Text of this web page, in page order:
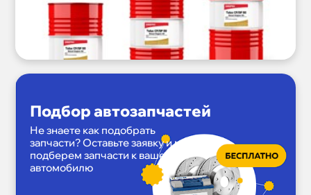
Подбор автозапчастей
Не знаете как подобрать
запчасти? Оставьте заявку и мы
подберем запчасти к вашему
автомобилю